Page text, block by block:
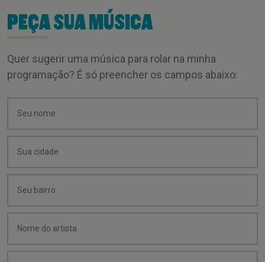
PEÇA SUA MÚSICA
Quer sugerir uma música para rolar na minha
programação? É só preencher os campos abaixo: